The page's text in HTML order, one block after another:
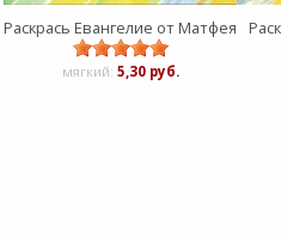
Раскрась Евангелие от Матфея
мягкий: 5,30 руб.